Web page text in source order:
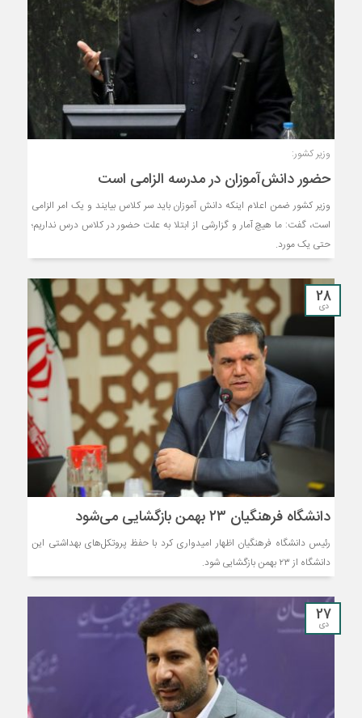
وزیر کشور:
حضور دانش‌آموزان در مدرسه الزامی است
وزیر کشور ضمن اعلام اینکه دانش آموزان باید سر کلاس بیایند و یک امر الزامی
است، گفت: ما هیچ آمار و گزارشی از ابتلا به علت حضور در کلاس درس نداریم؛
حتی یک مورد.
28
دی
دانشگاه فرهنگیان ۲۳ بهمن‌ بازگشایی می‌شود
رئیس دانشگاه فرهنگیان اظهار امیدواری کرد با حفظ پروتکل‌های بهداشتی این
دانشگاه از ۲۳ بهمن بازگشایی شود.
27
دی